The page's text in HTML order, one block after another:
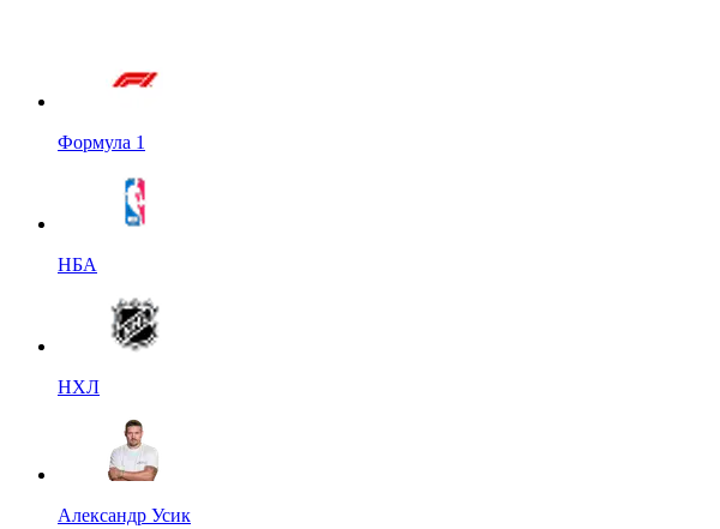
Формула 1
НБА
НХЛ
Александр Усик